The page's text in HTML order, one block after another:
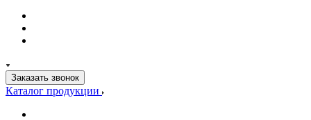
Заказать звонок
Каталог продукции